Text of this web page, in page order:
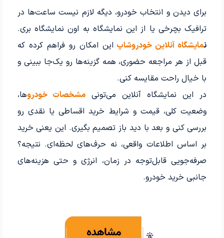
برای دیدن و انتخاب خودرو، دیگه لازم نیست ساعت‌ها در
ترافیک بچرخی یا از این نمایشگاه به اون نمایشگاه بری.
نمایشگاه آنلاین خودروشاپ این امکان رو فراهم کرده که
قبل از هر مراجعه حضوری، همه گزینه‌ها رو یک‌جا ببینی و
با خیال راحت مقایسه کنی.
در این نمایشگاه آنلاین می‌تونیمشخصات خودروها،
وضعیت کلی، قیمت و شرایط خرید اقساطی یا نقدی رو
بررسی کنی و بعد با دید باز تصمیم بگیری. این یعنی خرید
بر اساس اطلاعات واقعی، نه حرف‌های لحظه‌ای. نتیجه؟
صرفه‌جویی قابل‌توجه در زمان، انرژی و حتی هزینه‌های
جانبی خرید خودرو.